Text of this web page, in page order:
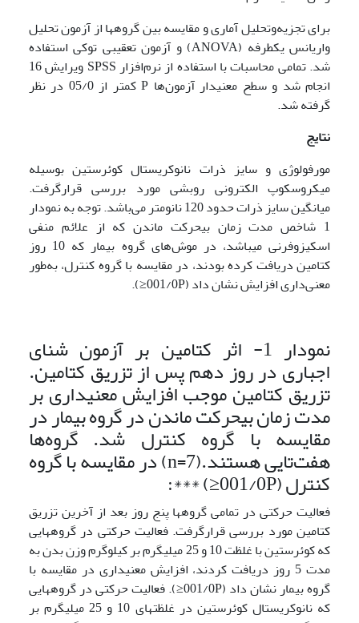
برای تجزیه‌وتحلیل آماری و مقایسه بین گروه­ها از آزمون تحلیل
واریانس یکطرفه (ANOVA) و آزمون تعقیبی توکی استفاده
شد. تمامی محاسبات با استفاده از نرم‌افزار SPSS ویرایش 16
انجام شد و سطح معنی­دار آزمون‌ها P کمتر از 05/0 در نظر
گرفته شد.
نتایج
مورفولوژی و سایز ذرات نانوکریستال کوئرستین بوسیله
میکروسکوپ الکترونی روبشی مورد بررسی قرارگرفت.
میانگین سایز ذرات حدود 120 نانومتر می‌باشد. توجه به نمودار
1 شاخص مدت زمان بی­حرکت ماندن که از علائم منفی
اسکیزوفرنی می­باشد، در موش‌های گروه بیمار که 10 روز
کتامین دریافت کرده بودند، در مقایسه با گروه کنترل، به‌طور
معنی‌داری افزایش نشان داد (001/0P≤).
نمودار 1- اثر کتامین بر آزمون شنای
اجباری در روز دهم پس از تزریق کتامین.
تزریق کتامین موجب افزایش معنی­داری بر
مدت زمان بی­حرکت ماندن در گروه بیمار در
مقایسه با گروه کنترل شد. گروه‌ها
هفت‌تایی هستند.(n=7) در مقایسه با گروه
کنترل (001/0P≤) ***:
فعالیت حرکتی در تمامی گروه­ها پنج روز بعد از آخرین تزریق
کتامین مورد بررسی قرارگرفت. فعالیت حرکتی در گروه­هایی
که کوئرستین با غلظت 10 و 25 میلی­گرم بر کیلوگرم وزن بدن به
مدت 5 روز دریافت کردند، افزایش معنی­داری در مقایسه با
گروه بیمار نشان داد (001/0P≤). فعالیت حرکتی در گروه­هایی
که نانوکریستال کوئرستین در غلظت‏های 10 و 25 میلی‏گرم بر